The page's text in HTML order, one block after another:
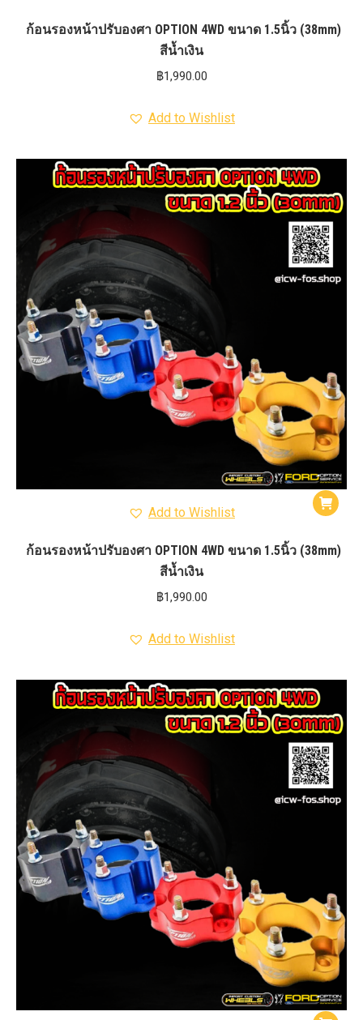
ก้อนรองหน้าปรับองศา OPTION 4WD ขนาด 1.5นิ้ว (38mm)
สีน้ำเงิน
฿1,990.00
Add to Wishlist
Add to Wishlist
ก้อนรองหน้าปรับองศา OPTION 4WD ขนาด 1.5นิ้ว (38mm)
สีน้ำเงิน
฿1,990.00
Add to Wishlist